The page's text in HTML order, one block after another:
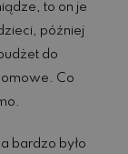
to on je
później
do
Co
bardzo było